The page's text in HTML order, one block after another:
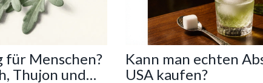
Menschen?
Thujon und
Kann man echten
USA kaufen?